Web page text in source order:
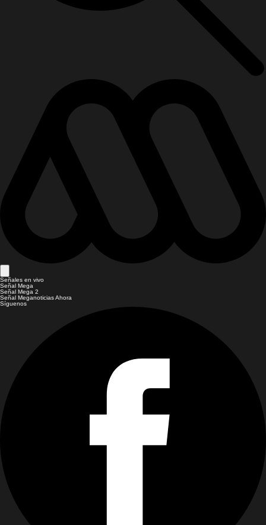
Señales en vivo
Señal Mega
Señal Mega 2
Señal Meganoticias Ahora
Síguenos